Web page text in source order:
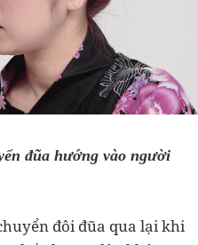
đũa hướng vào người
đôi đũa qua lại khi